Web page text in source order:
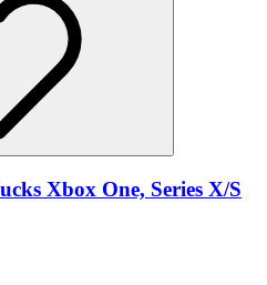
Xbox One, Series X/S